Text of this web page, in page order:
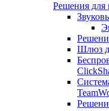
Решения для
Шлюз